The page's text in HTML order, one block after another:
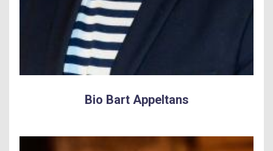
Bio Bart Appeltans